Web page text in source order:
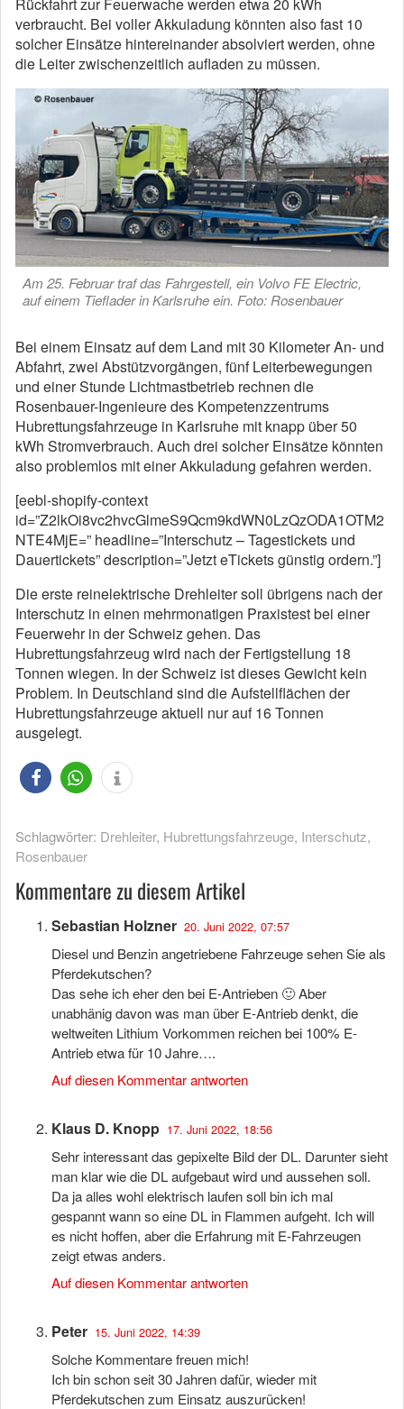
verbraucht. Bei voller Akkuladung könnten also fast 10
solcher Einsätze hintereinander absolviert werden, ohne
die Leiter zwischenzeitlich aufladen zu müssen.
Am 25. Februar traf das Fahrgestell, ein Volvo FE Electric,
auf einem Tieflader in Karlsruhe ein. Foto: Rosenbauer
Bei einem Einsatz auf dem Land mit 30 Kilometer An- und
Abfahrt, zwei Abstützvorgängen, fünf Leiterbewegungen
und einer Stunde Lichtmastbetrieb rechnen die
Rosenbauer-Ingenieure des Kompetenzzentrums
Hubrettungsfahrzeuge in Karlsruhe mit knapp über 50
kWh Stromverbrauch. Auch drei solcher Einsätze könnten
also problemlos mit einer Akkuladung gefahren werden.
[eebl-shopify-context
id=”Z2lkOi8vc2hvcGlmeS9Qcm9kdWN0LzQzODA1OTM2
NTE4MjE=” headline=”Interschutz – Tagestickets und
Dauertickets” description=”Jetzt eTickets günstig ordern.”]
Die erste reinelektrische Drehleiter soll übrigens nach der
Interschutz in einen mehrmonatigen Praxistest bei einer
Feuerwehr in der Schweiz gehen. Das
Hubrettungsfahrzeug wird nach der Fertigstellung 18
Tonnen wiegen. In der Schweiz ist dieses Gewicht kein
Problem. In Deutschland sind die Aufstellflächen der
Hubrettungsfahrzeuge aktuell nur auf 16 Tonnen
ausgelegt.
Schlagwörter: Drehleiter, Hubrettungsfahrzeuge, Interschutz,
Rosenbauer
Kommentare zu diesem Artikel
Sebastian Holzner 20. Juni 2022, 07:57
Diesel und Benzin angetriebene Fahrzeuge sehen Sie als
Pferdekutschen?
Das sehe ich eher den bei E-Antrieben 🙂 Aber
unabhänig davon was man über E-Antrieb denkt, die
weltweiten Lithium Vorkommen reichen bei 100% E-
Antrieb etwa für 10 Jahre….
Auf diesen Kommentar antworten
Klaus D. Knopp 17. Juni 2022, 18:56
Sehr interessant das gepixelte Bild der DL. Darunter sieht
man klar wie die DL aufgebaut wird und aussehen soll.
Da ja alles wohl elektrisch laufen soll bin ich mal
gespannt wann so eine DL in Flammen aufgeht. Ich will
es nicht hoffen, aber die Erfahrung mit E-Fahrzeugen
zeigt etwas anders.
Auf diesen Kommentar antworten
Peter 15. Juni 2022, 14:39
Solche Kommentare freuen mich!
Ich bin schon seit 30 Jahren dafür, wieder mit
Pferdekutschen zum Einsatz auszurücken!